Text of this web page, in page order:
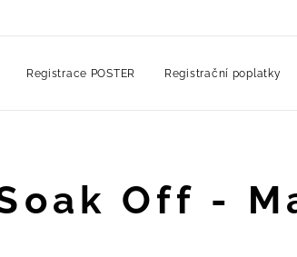
Registrace POSTER Registrační poplatky
Off -